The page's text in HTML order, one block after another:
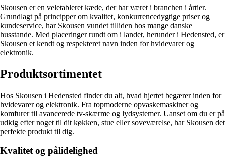
Skousen er en veletableret kæde, der har været i branchen i årtier.
Grundlagt på principper om kvalitet, konkurrencedygtige priser og
kundeservice, har Skousen vundet tilliden hos mange danske
husstande. Med placeringer rundt om i landet, herunder i Hedensted, er
Skousen et kendt og respekteret navn inden for hvidevarer og
elektronik.
Produktsortimentet
Hos Skousen i Hedensted finder du alt, hvad hjertet begærer inden for
hvidevarer og elektronik. Fra topmoderne opvaskemaskiner og
komfurer til avancerede tv-skærme og lydsystemer. Uanset om du er på
udkig efter noget til dit køkken, stue eller soveværelse, har Skousen det
perfekte produkt til dig.
Kvalitet og pålidelighed